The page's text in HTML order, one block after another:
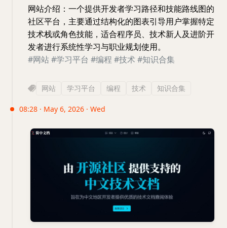
网站介绍：一个提供开发者学习路径和技能路线图的
社区平台，主要通过结构化的图表引导用户掌握特定
技术栈或角色技能，适合程序员、技术新人及进阶开
发者进行系统性学习与职业规划使用。
#网站#学习平台 #编程 #技术#知识合集
网站 学习平台 编程 技术 知识合集
08:28 · May 6, 2026 · Wed